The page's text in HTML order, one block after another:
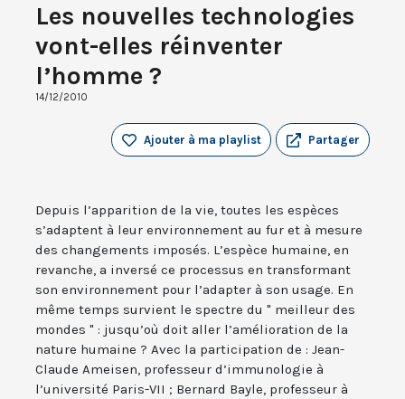
Les nouvelles technologies
vont-elles réinventer
l’homme ?
14/12/2010
Partager
Ajouter à ma playlist
Depuis l’apparition de la vie, toutes les espèces
s’adaptent à leur environnement au fur et à mesure
des changements imposés. L’espèce humaine, en
revanche, a inversé ce processus en transformant
son environnement pour l’adapter à son usage. En
même temps survient le spectre du " meilleur des
mondes " : jusqu’où doit aller l’amélioration de la
nature humaine ? Avec la participation de : Jean-
Claude Ameisen, professeur d’immunologie à
l’université Paris-VII ; Bernard Bayle, professeur à